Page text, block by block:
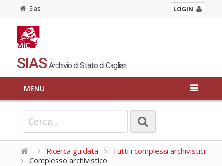
Sias LOGIN
SIAS Archivio di Stato di Cagliari
MENU
Ricerca guidata
Tutti i complessi archivistici
Complesso archivistico